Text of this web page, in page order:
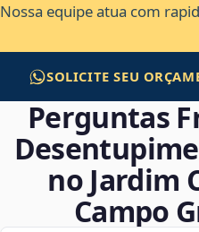
Nossa equipe atua com
SOLICITE SEU
Perguntas
no Jardim
Campo